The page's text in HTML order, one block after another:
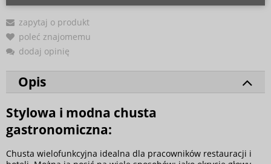
zapytaj o produkt
poleć znajomemu
dodaj opinię
Opis
Stylowa i modna chusta
gastronomiczna:
Chusta wielofunkcyjna idealna dla pracowników restauracji i